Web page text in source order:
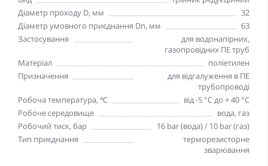
Діаметр проходу D, мм
32
Діаметр умовного приєднання Dn, мм
63
Застосування
для водонапірних,
газопровідних ПЕ труб
Матеріал
поліетилен
Призначення
для відгалуження в ПЕ
трубопроводі
Робоча температура, ℃
від -5 °C до + 40 °C
Робоче середовище
вода, газ
Робочий тиск, бар
16 bar (вода) / 10 bar (газ)
Тип приєднання
терморезисторне
зварювання